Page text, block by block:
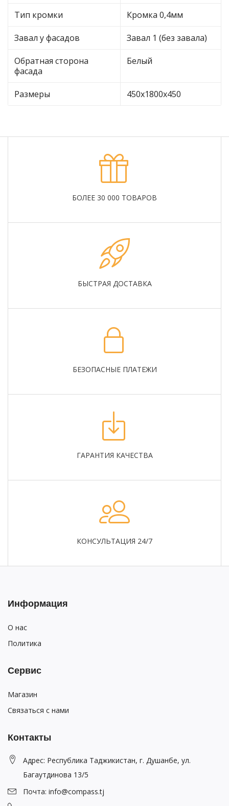
Тип кромки Кромка 0,4мм
Завал у фасадов Завал 1 (без завала)
Обратная сторона
фасада
Белый
Размеры 450х1800х450
БОЛЕЕ 30 000 ТОВАРОВ
БЫСТРАЯ ДОСТАВКА
БЕЗОПАСНЫЕ ПЛАТЕЖИ
ГАРАНТИЯ КАЧЕСТВА
КОНСУЛЬТАЦИЯ 24/7
Информация
О нас
Политика
Сервис
Магазин
Связаться с нами
Контакты
Адрес: Республика Таджикистан, г. Душанбе, ул.
Багаутдинова 13/5
Почта: info@compass.tj